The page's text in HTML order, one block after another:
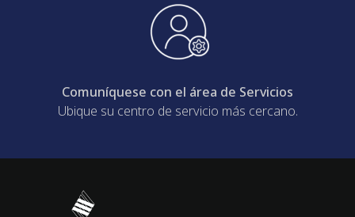
Comuníquese con el área de Servicios
Ubique su centro de servicio más cercano.